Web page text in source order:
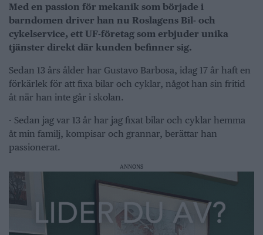
Med en passion för mekanik som började i
barndomen driver han nu Roslagens Bil- och
cykelservice, ett UF-företag som erbjuder unika
tjänster direkt där kunden befinner sig.
Sedan 13 års ålder har Gustavo Barbosa, idag 17 år haft en
förkärlek för att fixa bilar och cyklar, något han sin fritid
åt när han inte går i skolan.
- Sedan jag var 13 år har jag fixat bilar och cyklar hemma
åt min familj, kompisar och grannar, berättar han
passionerat.
ANNONS